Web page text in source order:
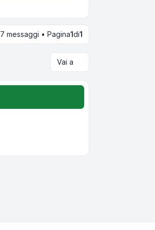
7 messaggi • Pagina1di1
Vai a